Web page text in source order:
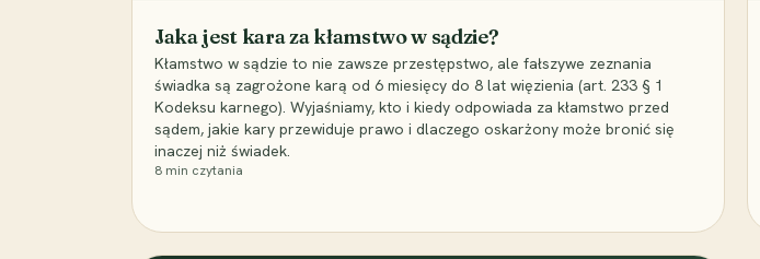
Jaka jest kara za kłamstwo w sądzie?
Kłamstwo w sądzie to nie zawsze przestępstwo, ale fałszywe zeznania
świadka są zagrożone karą od 6 miesięcy do 8 lat więzienia (art. 233 § 1
Kodeksu karnego). Wyjaśniamy, kto i kiedy odpowiada za kłamstwo przed
sądem, jakie kary przewiduje prawo i dlaczego oskarżony może bronić się
inaczej niż świadek.
8 min czytania